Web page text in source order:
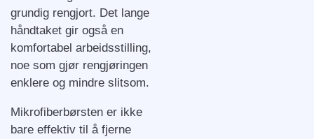
grundig rengjort. Det lange
håndtaket gir også en
komfortabel arbeidsstilling,
noe som gjør rengjøringen
enklere og mindre slitsom.
Mikrofiberbørsten er ikke
bare effektiv til å fjerne